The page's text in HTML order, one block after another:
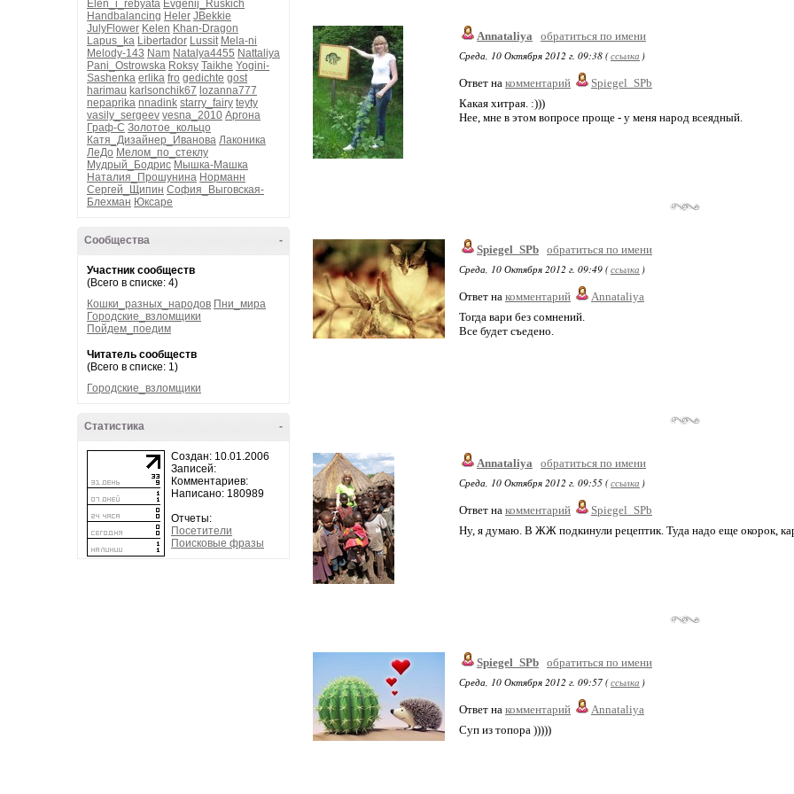
Elen_i_rebyata Evgenij_Ruskich
Handbalancing Heler JBekkie
JulyFlower Kelen Khan-Dragon
Lapus_ka Libertador Lussit Mela-ni
Melody-143 Nam Natalya4455 Nattaliya
Pani_Ostrowska Roksy Taikhe Yogini-
Sashenka erlika fro gedichte gost
harimau karlsonchik67 lozanna777
nepaprika nnadink starry_fairy teyty
vasily_sergeev vesna_2010 Аргона
Граф-С Золотое_кольцо
Катя_Дизайнер_Иванова Лаконика
ЛеДо Мелом_по_стеклу
Мудрый_Бодрис Мышка-Машка
Наталия_Прошунина Норманн
Сергей_Щипин София_Выговская-
Блехман Юксаре
-
Сообщества
Участник сообществ
(Всего в списке: 4)
Кошки_разных_народов Пни_мира
Городские_взломщики
Пойдем_поедим
Читатель сообществ
(Всего в списке: 1)
Городские_взломщики
-
Статистика
Создан: 10.01.2006
Записей:
Комментариев:
Написано: 180989
Отчеты:
Посетители
Поисковые фразы
Annataliya
обратиться по имени
Среда, 10 Октября 2012 г. 09:38 (ссылка )
Ответ на комментарий
Spiegel_SPb
Какая хитрая. :)))
Нее, мне в этом вопросе проще - у меня народ всеядный.
Spiegel_SPb обратиться по имени
Среда, 10 Октября 2012 г. 09:49 (ссылка )
Ответ на комментарий
Annataliya
Тогда вари без сомнений.
Все будет съедено.
Annataliya
обратиться по имени
Среда, 10 Октября 2012 г. 09:55 (ссылка )
Ответ на комментарий
Spiegel_SPb
Ну, я думаю. В ЖЖ подкинули рецептик. Туда надо еще окорок,
Spiegel_SPb обратиться по имени
Среда, 10 Октября 2012 г. 09:57 (ссылка )
Ответ на комментарий
Annataliya
Суп из топора )))))